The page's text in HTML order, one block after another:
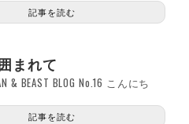
記事を読む
まれて
& BEAST BLOG No.16 こんにち
記事を読む